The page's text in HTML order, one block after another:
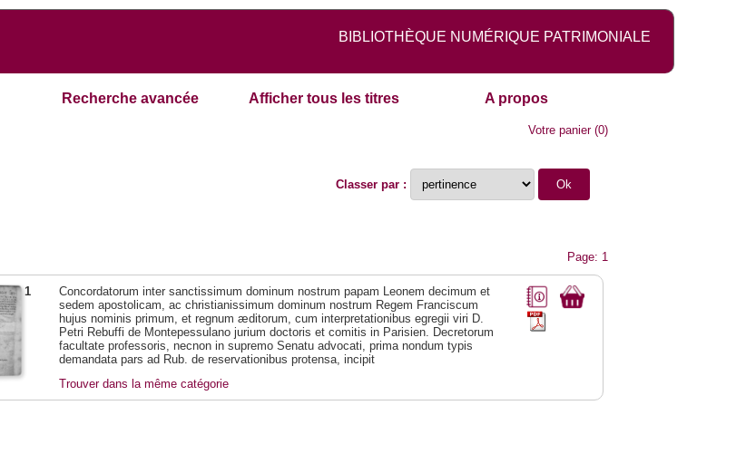
BIBLIOTHÈQUE NUMÉRIQUE PATRIMONIALE
Recherche avancée Afficher tous les titres A propos
Votre panier(0)
Classer par :
Page: 1
1
Concordatorum inter sanctissimum dominum nostrum papam Leonem decimum et
sedem apostolicam, ac christianissimum dominum nostrum Regem Franciscum
hujus nominis primum, et regnum æditorum, cum interpretationibus egregii viri D.
Petri Rebuffi de Montepessulano jurium doctoris et comitis in Parisien. Decretorum
facultate professoris, necnon in supremo Senatu advocati, prima nondum typis
demandata pars ad Rub. de reservationibus protensa, incipit
Trouver dans la même catégorie